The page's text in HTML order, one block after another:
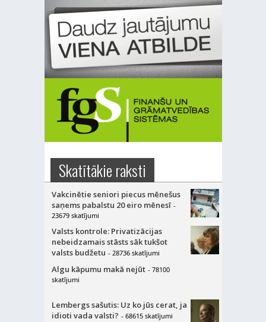
Skatītākie raksti
Vakcinētie seniori piecus mēnešus
saņems pabalstu 20 eiro mēnesī -
23679 skatījumi
Valsts kontrole: Privatizācijas
nebeidzamais stāsts sāk tukšot
valsts budžetu - 28736 skatījumi
Algu kāpumu makā nejūt - 78100
skatījumi
Lembergs sašutis: Uz ko jūs cerat, ja
idioti vada valsti? - 68615 skatījumi